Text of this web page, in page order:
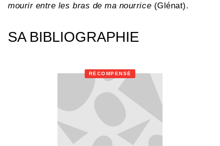
mourir entre les bras de ma nourrice (Glénat).
SA BIBLIOGRAPHIE
RÉCOMPENSÉ